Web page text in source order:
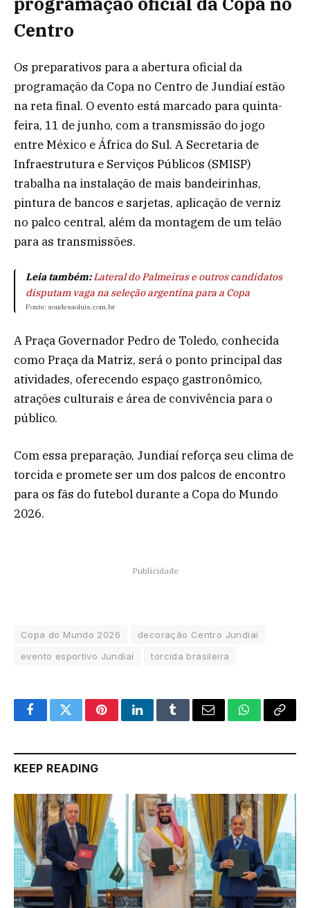
Centro
Os preparativos para a abertura oficial da
programação da Copa no Centro de Jundiaí estão
na reta final. O evento está marcado para quinta-
feira, 11 de junho, com a transmissão do jogo
entre México e África do Sul. A Secretaria de
Infraestrutura e Serviços Públicos (SMISP)
trabalha na instalação de mais bandeirinhas,
pintura de bancos e sarjetas, aplicação de verniz
no palco central, além da montagem de um telão
para as transmissões.
Leia também:Lateral do Palmeiras e outros candidatos
disputam vaga na seleção argentina para a Copa
Fonte: soudesaoluis.com.br
A Praça Governador Pedro de Toledo, conhecida
como Praça da Matriz, será o ponto principal das
atividades, oferecendo espaço gastronômico,
atrações culturais e área de convivência para o
público.
Com essa preparação, Jundiaí reforça seu clima de
torcida e promete ser um dos palcos de encontro
para os fãs do futebol durante a Copa do Mundo
2026.
Publicidade
Copa do Mundo 2026
decoração Centro Jundiaí
evento esportivo Jundiaí
torcida brasileira
FacebookTwitterPinterestLinkedInTumblrEmail WhatsApp
Copy
KEEP READING